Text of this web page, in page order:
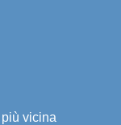
vicina